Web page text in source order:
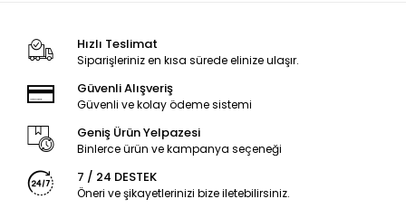
Hızlı Teslimat
Siparişleriniz en kısa sürede elinize ulaşır.
Güvenli Alışveriş
Güvenli ve kolay ödeme sistemi
Geniş Ürün Yelpazesi
Binlerce ürün ve kampanya seçeneği
7 / 24 DESTEK
Öneri ve şikayetlerinizi bize iletebilirsiniz.